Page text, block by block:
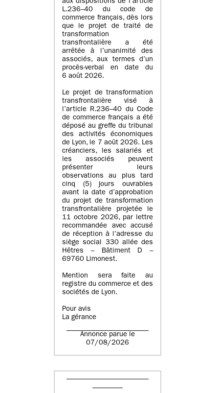
aux dispositions de l’article
L.236–40 du code de
commerce français, dès lors
que le projet de traité de
transformation
transfrontalière a été
arrêtée à l’unanimité des
associés, aux termes d’un
procès-verbal en date du
6 août 2026.
Le projet de transformation
transfrontalière visé à
l’article R.236–40 du Code
de commerce français a été
déposé au greffe du tribunal
des activités économiques
de Lyon, le 7 août 2026. Les
créanciers, les salariés et
les associés peuvent
présenter leurs
observations au plus tard
cinq (5) jours ouvrables
avant la date d’approbation
du projet de transformation
transfrontalière projetée le
11 octobre 2026, par lettre
recommandée avec accusé
de réception à l’adresse du
siège social 330 allée des
Hêtres – Bâtiment D –
69760 Limonest.
Mention sera faite au
registre du commerce et des
sociétés de Lyon.
Pour avis
La gérance
Annonce parue le
07/08/2026